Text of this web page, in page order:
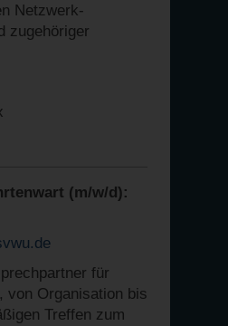
Netzwerk-
zugehöriger
(m/w/d):
für
von Organisation bis
Treffen zum